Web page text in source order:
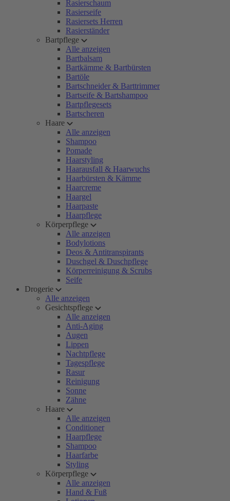
Rasierschaum
Rasierseife
Rasiersets Herren
Rasierständer
Bartpflege
Alle anzeigen
Bartbalsam
Bartkämme & Bartbürsten
Bartöle
Bartschneider & Barttrimmer
Bartseife & Bartshampoo
Bartpflegesets
Bartscheren
Haare
Alle anzeigen
Shampoo
Pomade
Haarstyling
Haarausfall & Haarwuchs
Haarbürsten & Kämme
Haarcreme
Haargel
Haarpaste
Haarpflege
Körperpflege
Alle anzeigen
Bodylotions
Deos & Antitranspirants
Duschgel & Duschpflege
Körperreinigung & Scrubs
Seife
Drogerie
Alle anzeigen
Gesichtspflege
Alle anzeigen
Anti-Aging
Augen
Lippen
Nachtpflege
Tagespflege
Rasur
Reinigung
Sonne
Zähne
Haare
Alle anzeigen
Conditioner
Haarpflege
Shampoo
Haarfarbe
Styling
Körperpflege
Alle anzeigen
Hand & Fuß